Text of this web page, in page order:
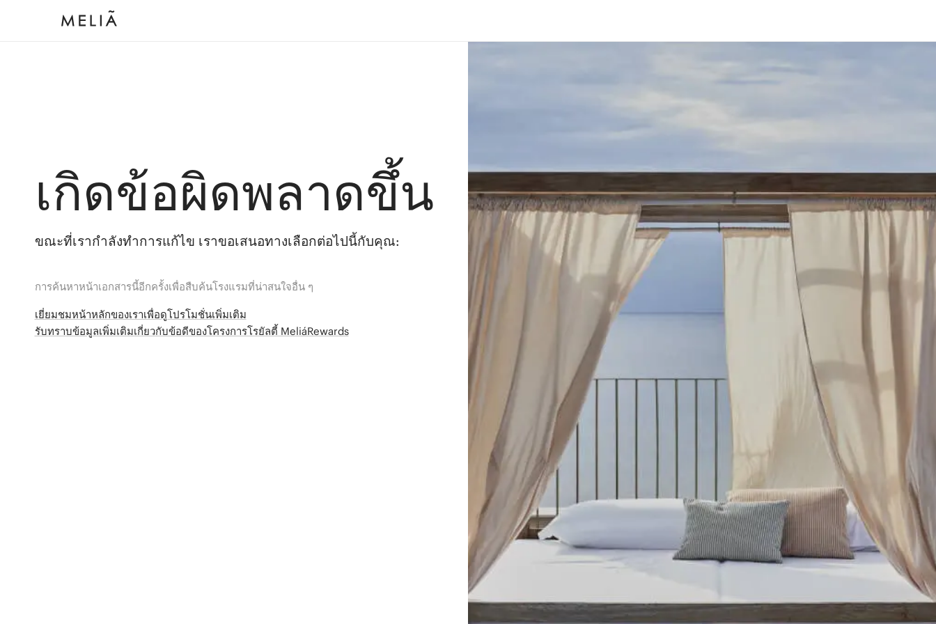
เกิดข้อผิดพลาดขึ้น
ขณะที่เรากำลังทำการแก้ไข เราขอเสนอทางเลือกต่อไปนี้กับคุณ:
การค้นหาหน้าเอกสารนี้อีกครั้งเพื่อสืบค้นโรงแรมที่น่าสนใจอื่น ๆ
เยี่ยมชมหน้าหลักของเราเพื่อดูโปรโมชั่นเพิ่มเติม
รับทราบข้อมูลเพิ่มเติมเกี่ยวกับข้อดีของโครงการโรยัลตี้ MeliáRewards